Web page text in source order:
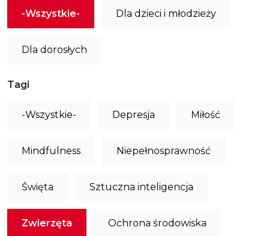
-Wszystkie- Dla dzieci i młodzieży
Dla dorosłych
Tagi
-Wszystkie- Depresja Miłość
Mindfulness Niepełnosprawność
Święta Sztuczna inteligencja
Zwierzęta Ochrona środowiska